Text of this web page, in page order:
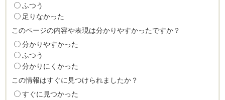
ふつう
足りなかった
このページの内容や表現は分かりやすかったですか？
分かりやすかった
ふつう
分かりにくかった
この情報はすぐに見つけられましたか？
すぐに見つかった